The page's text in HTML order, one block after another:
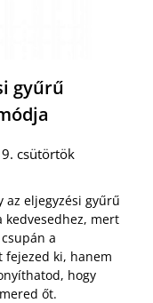
gyűrű
csütörtök
az eljegyzési gyűrű
kedvesedhez, mert
a
fejezed ki, hanem
hogy
őt.